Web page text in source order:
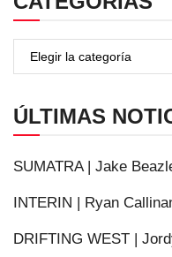
ÚLTIMAS
SUMATRA | Jake
INTERIN | Ryan
DRIFTING WEST |